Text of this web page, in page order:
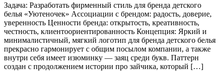
Задача: Разработать фирменный стиль для бренда детского
белья «Уютеночек» Ассоциации с брендом: радость, доверие,
уверенность Ценности бренда: открытость, креативность,
честность, клиентоориентированность Концепция: Яркий и
минималистичный, мягкий логотип для бренда детского белья
прекрасно гармонирует с общим посылом компании, а также
внутри себя имеет изюминку — заяц среди букв. Паттерн
создан с продолжением истории про зайчика, который […]